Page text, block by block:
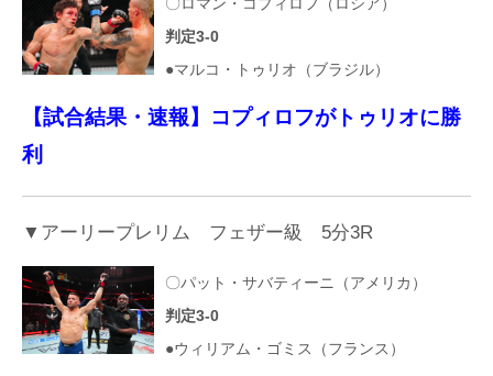
〇ロマン・コプィロフ（ロシア）
判定3-0
●マルコ・トゥリオ（ブラジル）
【試合結果・速報】コプィロフがトゥリオに勝
利
▼アーリープレリム フェザー級 5分3R
〇パット・サバティーニ（アメリカ）
判定3-0
●ウィリアム・ゴミス（フランス）